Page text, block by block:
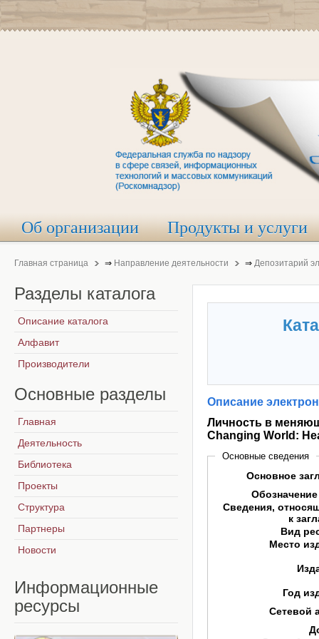
Об организации Продукты и услуги
Главная страница ⇒ Направление деятельности ⇒ Депозитарий
Описание
Личность в
Changing World:
Основные сведения
Основное
Сведения,
к
Вид
Место
Год
Сетевой
Разделы каталога
Описание каталога
Алфавит
Производители
Основные разделы
Главная
Деятельность
Библиотека
Проекты
Структура
Партнеры
Новости
Информационные
ресурсы